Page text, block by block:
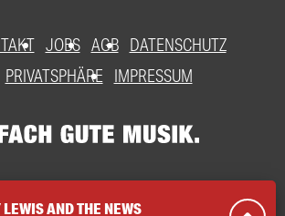
JOBS AGB DATENSCHUTZ
PRIVATSPHÄRE
IMPRESSUM
LEWIS AND THE NEWS